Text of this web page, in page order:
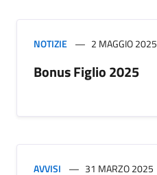
NOTIZIE 2 MAGGIO 2025
Bonus Figlio 2025
AVVISI 31 MARZO 2025